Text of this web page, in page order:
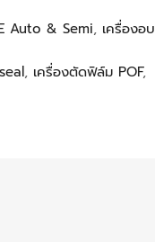
Auto & Semi, เครื่องอบ
, เครื่องตัดฟิล์ม POF,